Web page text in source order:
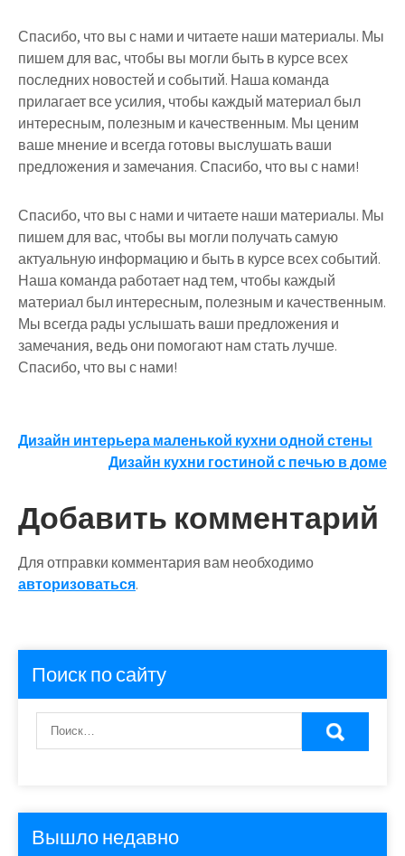
Спасибо, что вы с нами и читаете наши материалы. Мы
пишем для вас, чтобы вы могли быть в курсе всех
последних новостей и событий. Наша команда
прилагает все усилия, чтобы каждый материал был
интересным, полезным и качественным. Мы ценим
ваше мнение и всегда готовы выслушать ваши
предложения и замечания. Спасибо, что вы с нами!
Спасибо, что вы с нами и читаете наши материалы. Мы
пишем для вас, чтобы вы могли получать самую
актуальную информацию и быть в курсе всех событий.
Наша команда работает над тем, чтобы каждый
материал был интересным, полезным и качественным.
Мы всегда рады услышать ваши предложения и
замечания, ведь они помогают нам стать лучше.
Спасибо, что вы с нами!
Навигация
записям
Дизайн интерьера маленькой кухни одной стены
Дизайн кухни гостиной с печью в доме
Добавить комментарий
Для отправки комментария вам необходимо
авторизоваться.
Поиск по сайту
Вышло недавно